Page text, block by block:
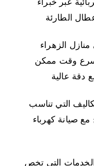
الطارئة
منازل الزهراء
في أسرع وقت ممكن
دقة عالية
التي تناسب
صيانة كهرباء
التي تخص